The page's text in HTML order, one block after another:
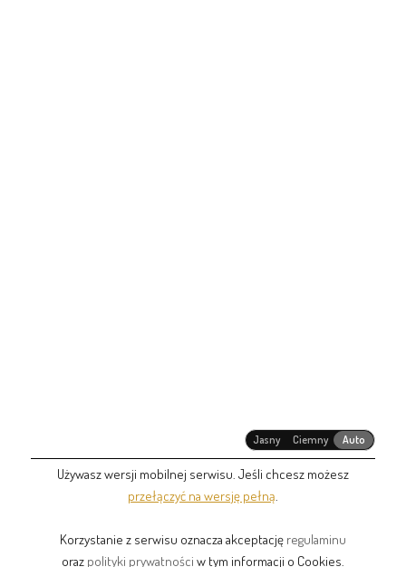
Jasny Ciemny Auto
Używasz wersji mobilnej serwisu. Jeśli chcesz możesz
przełączyć na wersję pełną
Korzystanie z serwisu oznacza akceptację regulaminu
oraz polityki prywatności w tym informacji o Cookies.